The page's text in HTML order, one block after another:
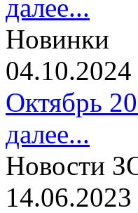
далее...
Новинки
04.10.2024
Октябрь
далее...
Новости
14.06.2023